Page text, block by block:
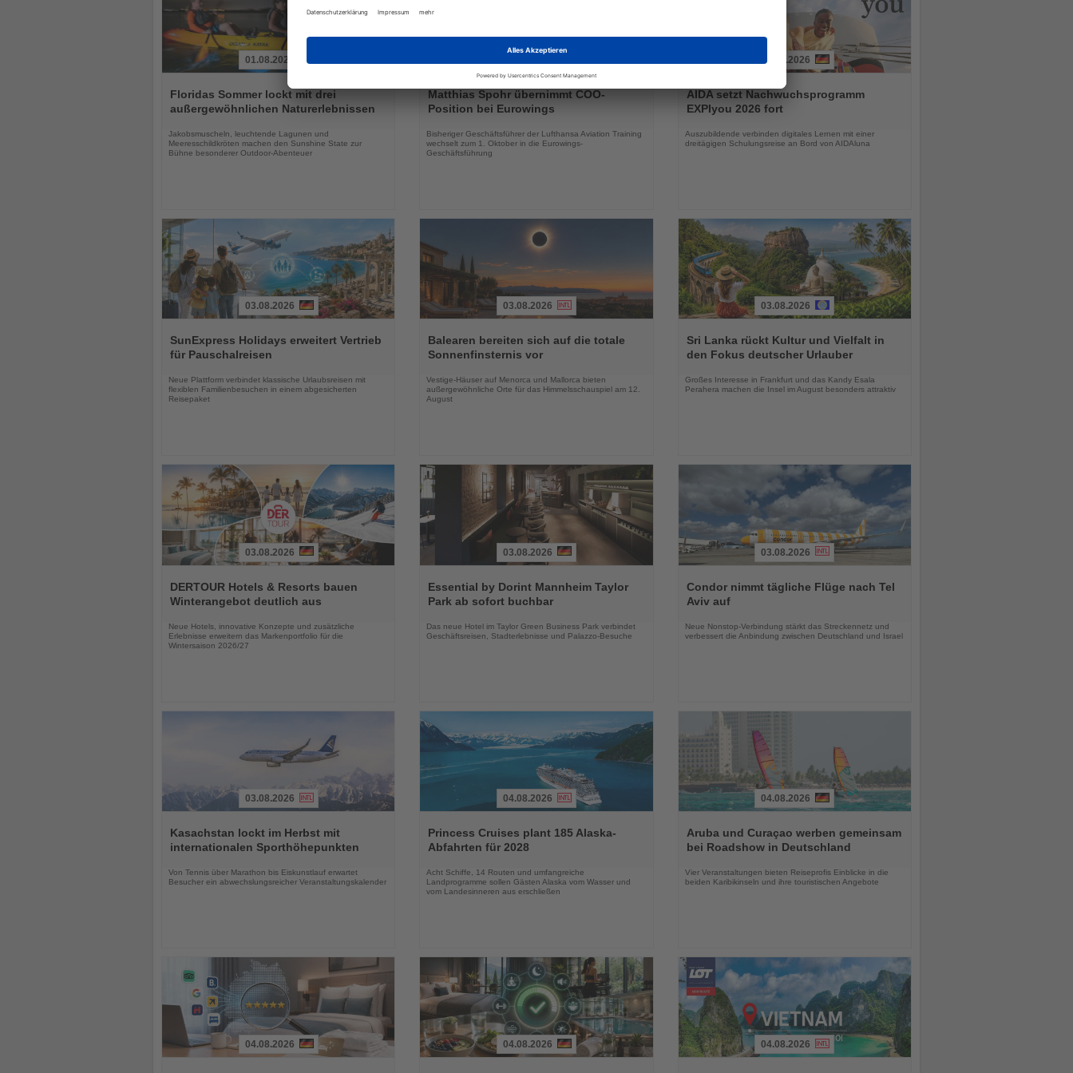
Sie
die
Nachrichten
01.08.2026
Floridas Sommer lockt mit drei
außergewöhnlichen Naturerlebnissen
Jakobsmuscheln, leuchtende Lagunen und
Meeresschildkröten machen den Sunshine State zur
Bühne besonderer Outdoor-Abenteuer
Sie
die
Matthias Spohr übernimmt COO-
Position bei Eurowings
Bisheriger Geschäftsführer der Lufthansa Aviation Training
wechselt zum 1. Oktober in die Eurowings-
Geschäftsführung
Sie
die
Nachrichten
03.08.2026
AIDA setzt Nachwuchsprogramm
EXPIyou 2026 fort
Auszubildende verbinden digitales Lernen mit einer
dreitägigen Schulungsreise an Bord von AIDAluna
Sie
die
03.08.2026
SunExpress Holidays erweitert Vertrieb
für Pauschalreisen
Neue Plattform verbindet klassische Urlaubsreisen mit
flexiblen Familienbesuchen in einem abgesicherten
Reisepaket
Sie
die
03.08.2026
Balearen bereiten sich auf die totale
Sonnenfinsternis vor
Vestige-Häuser auf Menorca und Mallorca bieten
außergewöhnliche Orte für das Himmelsschauspiel am 12.
August
Sie
die
03.08.2026
Sri Lanka rückt Kultur und Vielfalt in
den Fokus deutscher Urlauber
Großes Interesse in Frankfurt und das Kandy Esala
Perahera machen die Insel im August besonders attraktiv
Sie
die
Nachrichten
03.08.2026
DERTOUR Hotels & Resorts bauen
Winterangebot deutlich aus
Neue Hotels, innovative Konzepte und zusätzliche
Erlebnisse erweitern das Markenportfolio für die
Wintersaison 2026/27
Sie
die
03.08.2026
Essential by Dorint Mannheim Taylor
Park ab sofort buchbar
Das neue Hotel im Taylor Green Business Park verbindet
Geschäftsreisen, Stadterlebnisse und Palazzo-Besuche
Sie
die
03.08.2026
Condor nimmt tägliche Flüge nach Tel
Aviv auf
Neue Nonstop-Verbindung stärkt das Streckennetz und
verbessert die Anbindung zwischen Deutschland und Israel
Sie
die
03.08.2026
Kasachstan lockt im Herbst mit
internationalen Sporthöhepunkten
Von Tennis über Marathon bis Eiskunstlauf erwartet
Besucher ein abwechslungsreicher Veranstaltungskalender
Sie
die
04.08.2026
Princess Cruises plant 185 Alaska-
Abfahrten für 2028
Acht Schiffe, 14 Routen und umfangreiche
Landprogramme sollen Gästen Alaska vom Wasser und
vom Landesinneren aus erschließen
Sie
die
04.08.2026
Aruba und Curaçao werben gemeinsam
bei Roadshow in Deutschland
Vier Veranstaltungen bieten Reiseprofis Einblicke in die
beiden Karibikinseln und ihre touristischen Angebote
04.08.2026 04.08.2026 04.08.2026